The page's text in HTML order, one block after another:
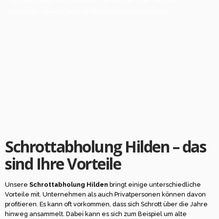
Schrottabholung Hilden – das
sind Ihre Vorteile
Unsere Schrottabholung Hilden bringt einige unterschiedliche
Vorteile mit. Unternehmen als auch Privatpersonen können davon
profitieren. Es kann oft vorkommen, dass sich Schrott über die Jahre
hinweg ansammelt. Dabei kann es sich zum Beispiel um alte